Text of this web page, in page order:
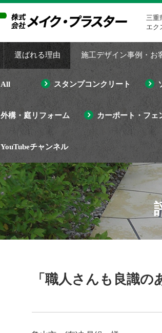
三重
エク
選ばれる理由 施工デザイン事例・お
All スタンプコンクリート
外構・庭リフォーム カーポート・フェ
YouTubeチャンネル
「職人さんも良識